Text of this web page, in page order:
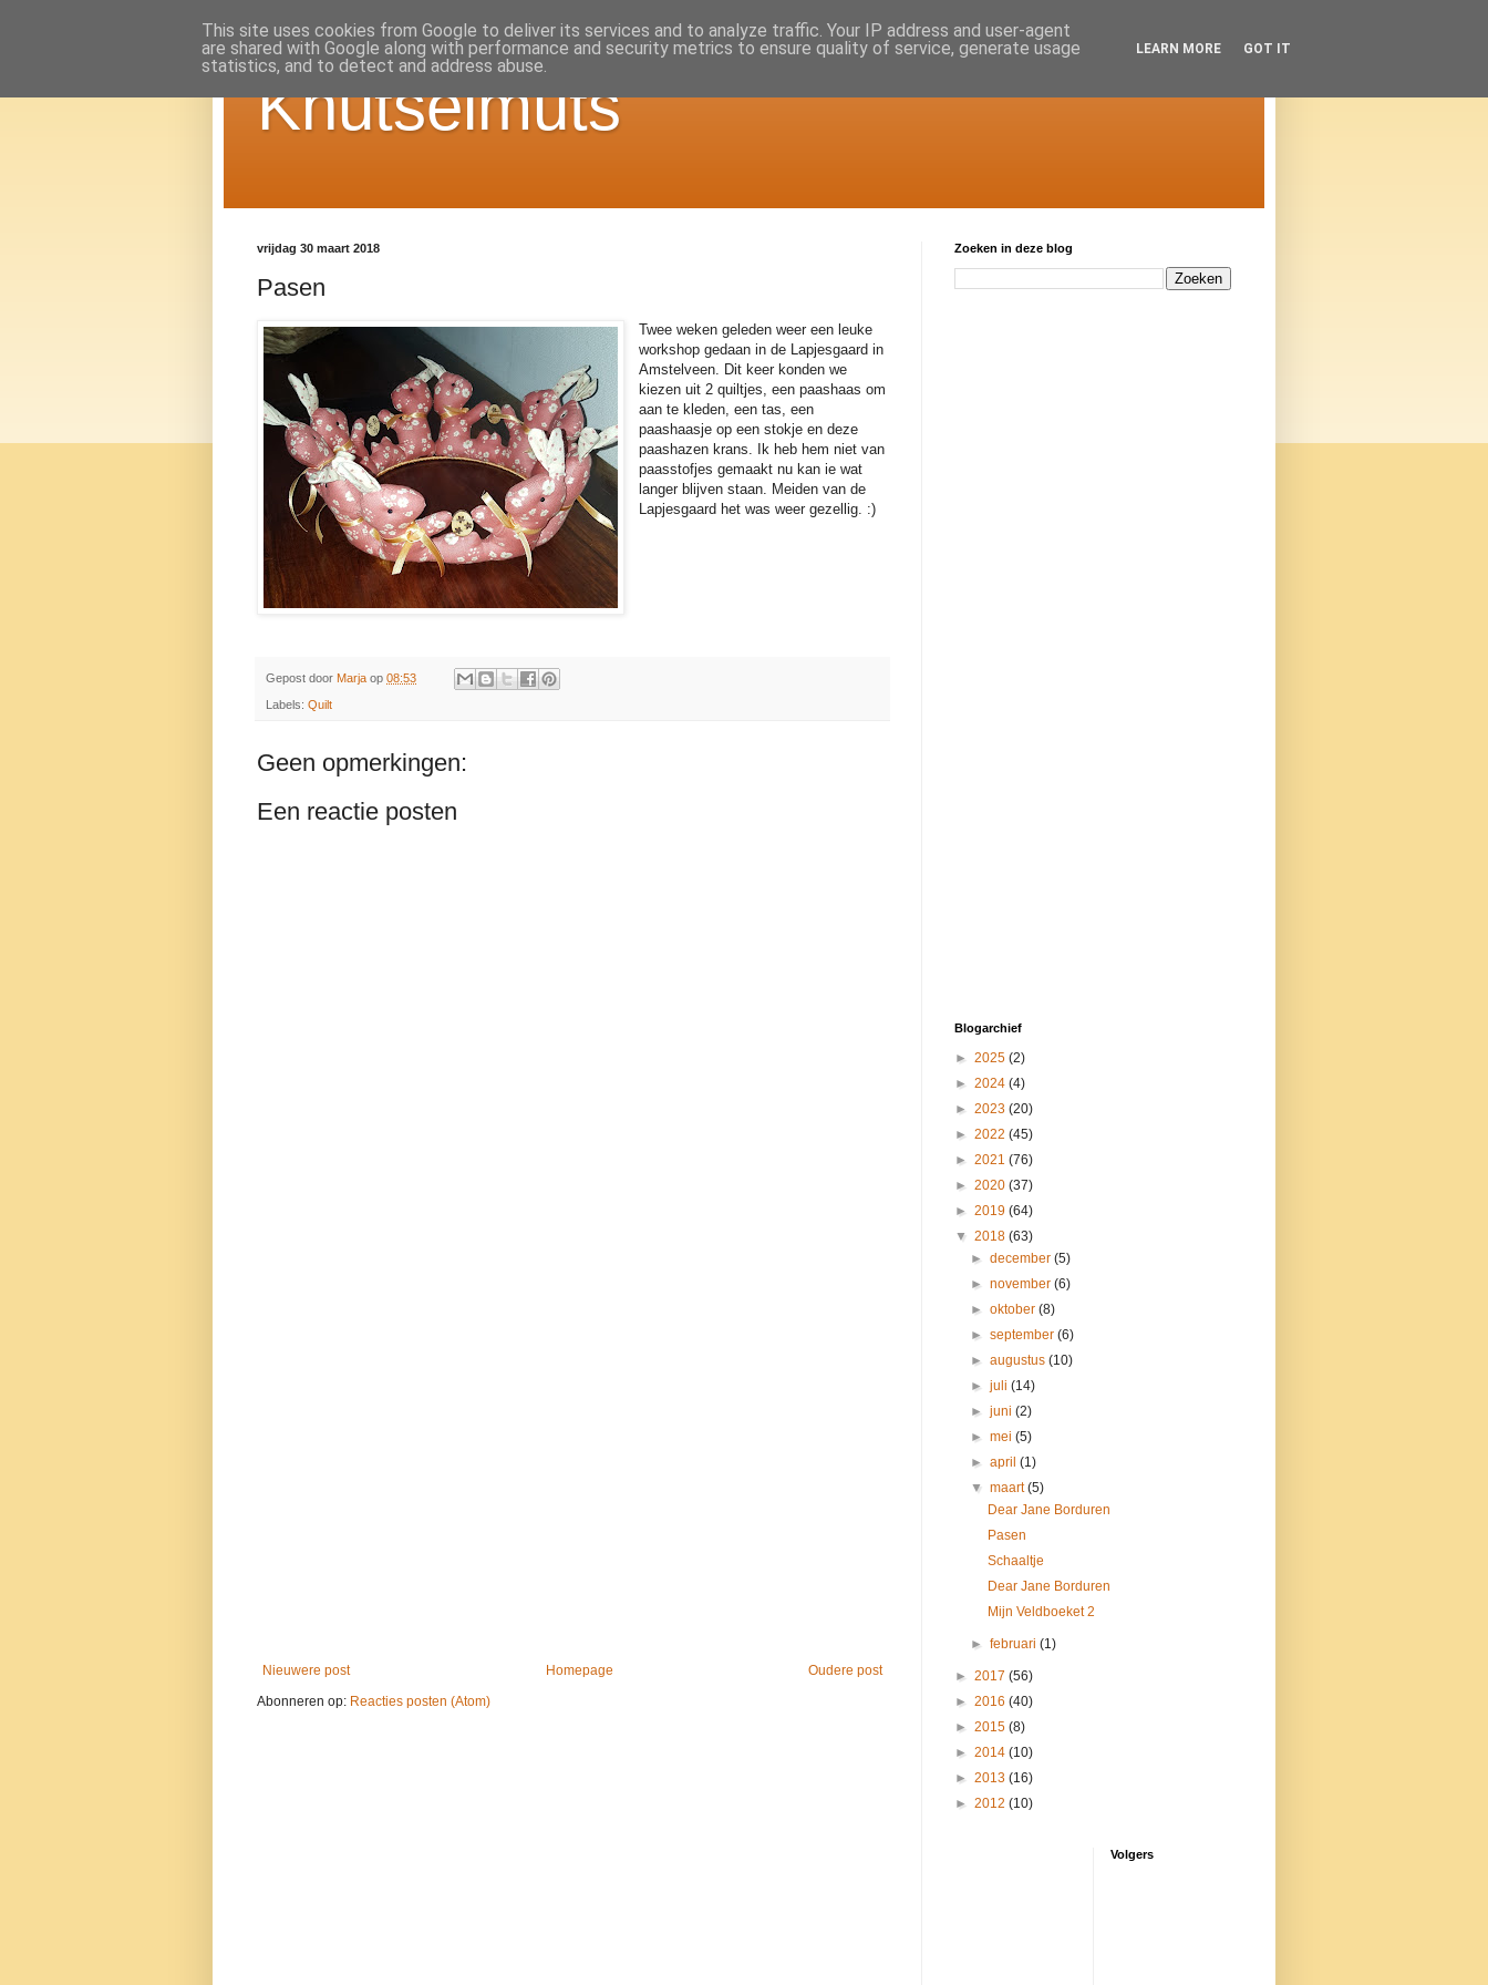
Knutselmuts
vrijdag 30 maart 2018
Pasen
Twee weken geleden weer een leuke
workshop gedaan in de Lapjesgaard in
Amstelveen. Dit keer konden we
kiezen uit 2 quiltjes, een paashaas om
aan te kleden, een tas, een
paashaasje op een stokje en deze
paashazen krans. Ik heb hem niet van
paasstofjes gemaakt nu kan ie wat
langer blijven staan. Meiden van de
Lapjesgaard het was weer gezellig. :)
Gepost door Marja op 08:53
Labels: Quilt
Geen opmerkingen:
Een reactie posten
Nieuwere post Oudere post
Homepage
Abonneren op: Reacties posten (Atom)
Zoeken in deze blog
Blogarchief
► 2025 (2)
► 2024 (4)
► 2023 (20)
► 2022 (45)
► 2021 (76)
► 2020 (37)
► 2019 (64)
▼ 2018 (63)
►december(5)
►november(6)
►oktober(8)
►september(6)
►augustus(10)
►juli(14)
►juni(2)
►mei(5)
►april(1)
▼maart(5)
Dear Jane Borduren
Pasen
Schaaltje
Dear Jane Borduren
Mijn Veldboeket 2
►februari(1)
► 2017 (56)
► 2016 (40)
► 2015 (8)
► 2014 (10)
► 2013 (16)
► 2012 (10)
Volgers
This site uses cookies from Google to deliver its services and to analyze traffic. Your IP address and user-agent
are shared with Google along with performance and security metrics to ensure quality of service, generate usage
statistics, and to detect and address abuse.
LEARN MORE GOT IT